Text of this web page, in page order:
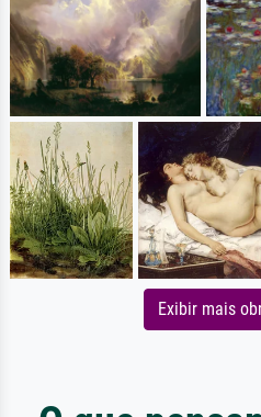
Exibir mais